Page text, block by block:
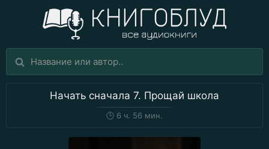
Начать сначала 7. Прощай школа
🕒 6 ч. 56 мин.